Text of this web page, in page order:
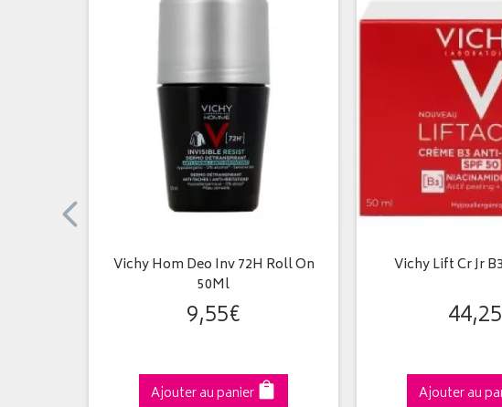
Vichy Hom Deo Inv 72H Roll On
50Ml
9,55€
Ajouter au panier
Vichy Lift Cr Jr
44,25
Ajouter au